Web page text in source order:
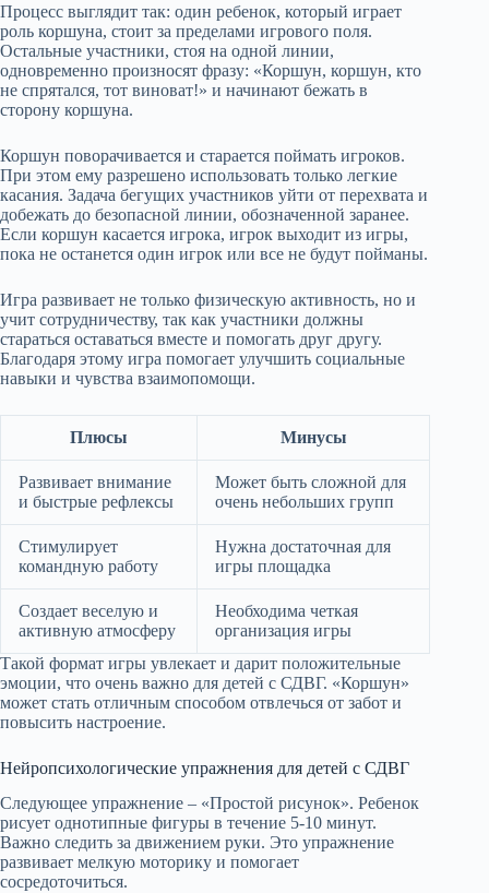
Процесс выглядит так: один ребенок, который играет
роль коршуна, стоит за пределами игрового поля.
Остальные участники, стоя на одной линии,
одновременно произносят фразу: «Коршун, коршун, кто
не спрятался, тот виноват!» и начинают бежать в
сторону коршуна.
Коршун поворачивается и старается поймать игроков.
При этом ему разрешено использовать только легкие
касания. Задача бегущих участников уйти от перехвата и
добежать до безопасной линии, обозначенной заранее.
Если коршун касается игрока, игрок выходит из игры,
пока не останется один игрок или все не будут пойманы.
Игра развивает не только физическую активность, но и
учит сотрудничеству, так как участники должны
стараться оставаться вместе и помогать друг другу.
Благодаря этому игра помогает улучшить социальные
навыки и чувства взаимопомощи.
Плюсы Минусы
Развивает внимание
и быстрые рефлексы
Может быть сложной для
очень небольших групп
Стимулирует
командную работу
Нужна достаточная для
игры площадка
Создает веселую и
активную атмосферу
Необходима четкая
организация игры
Такой формат игры увлекает и дарит положительные
эмоции, что очень важно для детей с СДВГ. «Коршун»
может стать отличным способом отвлечься от забот и
повысить настроение.
Нейропсихологические упражнения для детей с СДВГ
Следующее упражнение – «Простой рисунок». Ребенок
рисует однотипные фигуры в течение 5-10 минут.
Важно следить за движением руки. Это упражнение
развивает мелкую моторику и помогает
сосредоточиться.